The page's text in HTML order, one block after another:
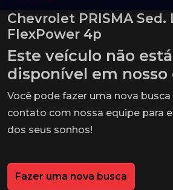
Chevrolet PRISMA Sed.
FlexPower 4p
Este veículo não
disponível em nosso
Você pode fazer uma nova
contato com nossa equipe para
dos seus sonhos!
Fazer uma nova busca